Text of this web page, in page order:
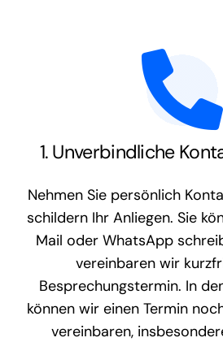
1. Unverbindliche
Nehmen Sie persönlich
schildern Ihr Anliegen. Sie
Mail oder WhatsApp
vereinbaren wir
Besprechungstermin. In
können wir einen Termin
vereinbaren,